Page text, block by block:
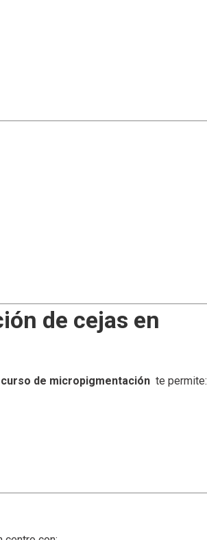
de cejas en
curso de micropigmentación te permite: